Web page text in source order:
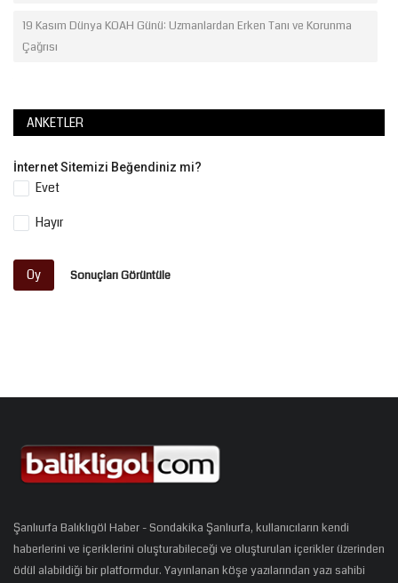
19 Kasım Dünya KOAH Günü: Uzmanlardan Erken Tanı ve Korunma
Çağrısı
ANKETLER
İnternet Sitemizi Beğendiniz mi?
Evet
Hayır
Oy Sonuçları Görüntüle
Şanlıurfa Balıklıgöl Haber - Sondakika Şanlıurfa, kullanıcıların kendi
haberlerini ve içeriklerini oluşturabileceği ve oluşturulan içerikler üzerinden
ödül alabildiği bir platformdur. Yayınlanan köşe yazılarından yazı sahibi